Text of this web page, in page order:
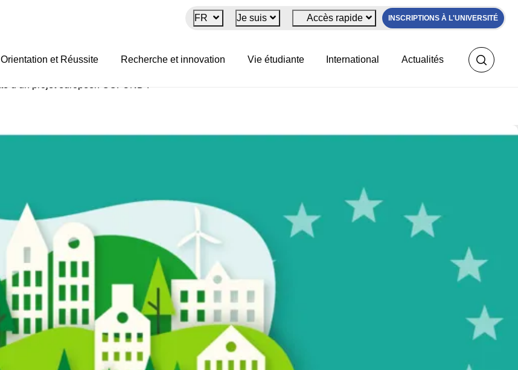
FR Je suis Accès rapide INSCRIPTIONS À L'UNIVERSITÉ
Orientation et Réussite Recherche et innovation Vie étudiante International Actualités
d’un projet européen COFUND !